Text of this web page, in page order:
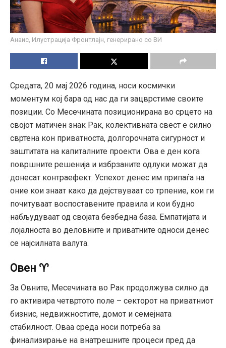
Анаис, Илустрација Фронтлајн, генерирано со ВИ
Средата, 20 мај 2026 година, носи космички
моментум кој бара од нас да ги зацврстиме своите
позиции. Со Месечината позиционирана во срцето на
својот матичен знак Рак, колективната свест е силно
свртена кон приватноста, долгорочната сигурност и
заштитата на капиталните проекти. Ова е ден кога
површните решенија и избрзаните одлуки можат да
донесат контраефект. Успехот денес им припаѓа на
оние кои знаат како да дејствуваат со трпение, кои ги
почитуваат воспоставените правила и кои будно
набљудуваат од својата безбедна база. Емпатијата и
лојалноста во деловните и приватните односи денес
се најсилната валута.
Овен ♈
За Овните, Месечината во Рак продолжува силно да
го активира четвртото поле – секторот на приватниот
бизнис, недвижностите, домот и семејната
стабилност. Оваа среда носи потреба за
финализирање на внатрешните процеси пред да